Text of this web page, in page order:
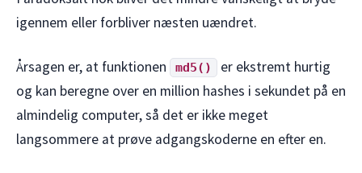
igennem eller forbliver næsten uændret.
Årsagen er, at funktionen md5()
er ekstremt hurtig
og kan beregne over en million hashes i sekundet på en
almindelig computer, så det er ikke meget
langsommere at prøve adgangskoderne en efter en.